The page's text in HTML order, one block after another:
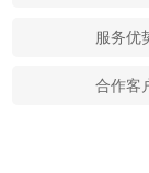
服务优
合作客